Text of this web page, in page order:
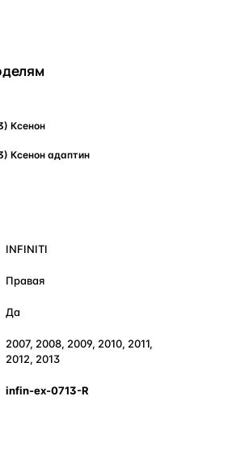
Ксенон
Ксенон адаптин
INFINITI
Правая
Да
2007, 2008, 2009, 2010, 2011,
2012, 2013
infin-ex-0713-R